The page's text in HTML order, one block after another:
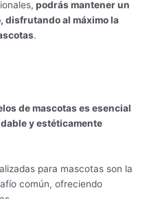
podrás mantener un
disfrutando al máximo la
.
de mascotas es esencial
y estéticamente
para mascotas son la
común, ofreciendo